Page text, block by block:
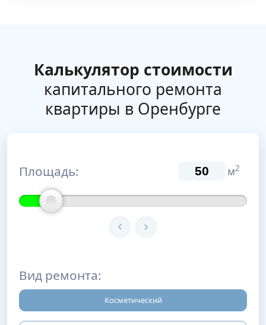
Калькулятор стоимости
капитального ремонта
квартиры в Оренбурге
Площадь: м2
Вид ремонта:
Косметический